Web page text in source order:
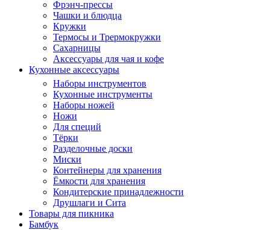
Фрэнч-прессы
Чашки и блюдца
Кружки
Термосы и Трермокружки
Сахарницы
Аксессуары для чая и кофе
Кухонные аксессуары
Наборы инструментов
Кухонные инструменты
Наборы ножей
Ножи
Для специй
Тёрки
Разделочные доски
Миски
Контейнеры для хранения
Ёмкости для хранения
Кондитерские принадлежности
Друшлаги и Сита
Товары для пикника
Бамбук